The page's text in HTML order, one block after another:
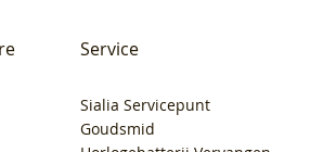
Service
Sialia Servicepunt
Goudsmid